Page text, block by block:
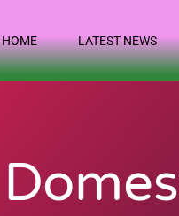
HOME LATEST NEWS